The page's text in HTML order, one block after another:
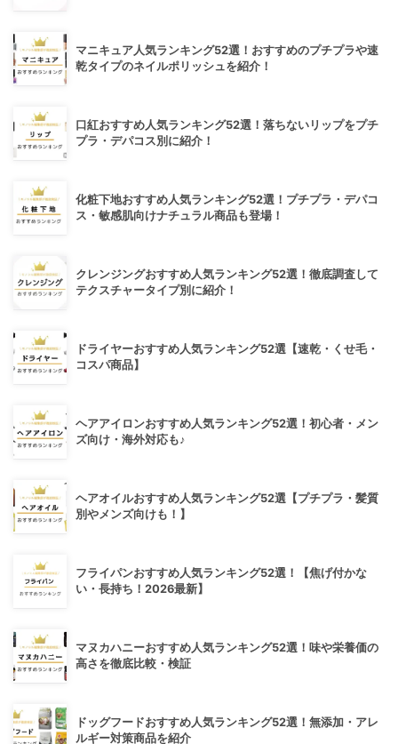
マニキュア人気ランキング52選！おすすめのプチプラや速
乾タイプのネイルポリッシュを紹介！
口紅おすすめ人気ランキング52選！落ちないリップをプチ
プラ・デパコス別に紹介！
化粧下地おすすめ人気ランキング52選！プチプラ・デパコ
ス・敏感肌向けナチュラル商品も登場！
クレンジングおすすめ人気ランキング52選！徹底調査して
テクスチャータイプ別に紹介！
ドライヤーおすすめ人気ランキング52選【速乾・くせ毛・
コスパ商品】
ヘアアイロンおすすめ人気ランキング52選！初心者・メン
ズ向け・海外対応も♪
ヘアオイルおすすめ人気ランキング52選【プチプラ・髪質
別やメンズ向けも！】
フライパンおすすめ人気ランキング52選！【焦げ付かな
い・長持ち！2026最新】
マヌカハニーおすすめ人気ランキング52選！味や栄養価の
高さを徹底比較・検証
ドッグフードおすすめ人気ランキング52選！無添加・アレ
ルギー対策商品を紹介